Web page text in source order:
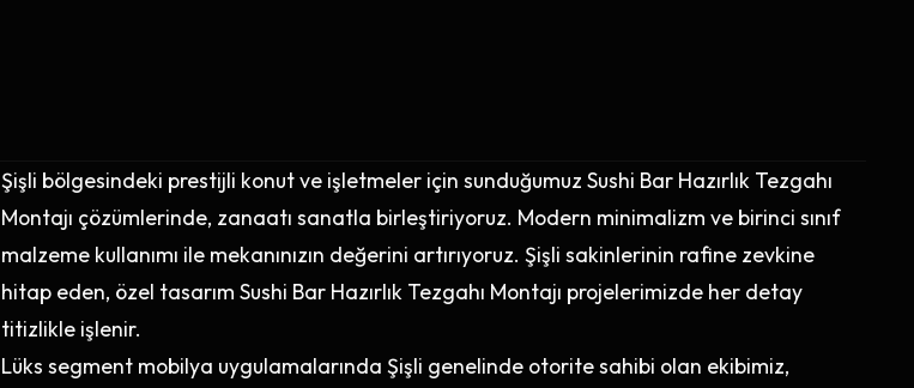
Şişli bölgesindeki prestijli konut ve işletmeler için sunduğumuz Sushi Bar Hazırlık Tezgahı
Montajı çözümlerinde, zanaatı sanatla birleştiriyoruz. Modern minimalizm ve birinci sınıf
malzeme kullanımı ile mekanınızın değerini artırıyoruz. Şişli sakinlerinin rafine zevkine
hitap eden, özel tasarım Sushi Bar Hazırlık Tezgahı Montajı projelerimizde her detay
titizlikle işlenir.
Lüks segment mobilya uygulamalarında Şişli genelinde otorite sahibi olan ekibimiz,